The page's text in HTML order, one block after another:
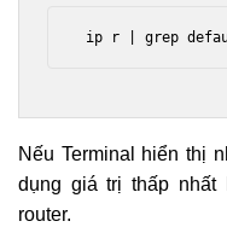
ip r | grep
Nếu Terminal hiển thị
dụng giá trị thấp nhất
router.